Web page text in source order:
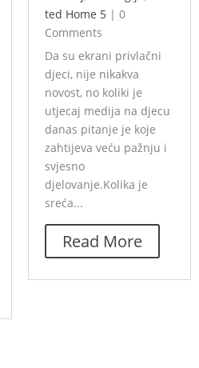
ted Home 5 | 0
Comments
Da su ekrani privlačni
djeci, nije nikakva
novost, no koliki je
utjecaj medija na djecu
danas pitanje je koje
zahtijeva veću pažnju i
svjesno
djelovanje.Kolika je
sreća...
Read More